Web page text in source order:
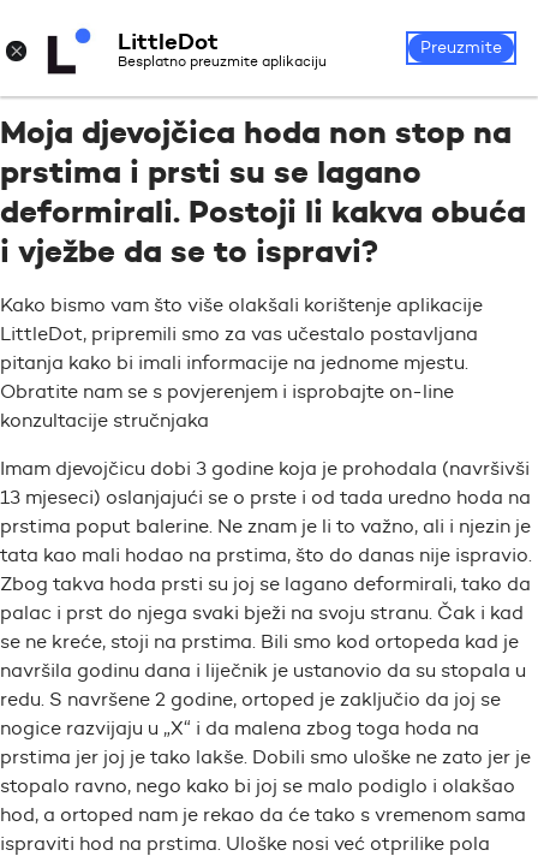
Prijava
Moja djevojčica hoda non stop na
prstima i prsti su se lagano
deformirali. Postoji li kakva obuća
i vježbe da se to ispravi?
Kako bismo vam što više olakšali korištenje aplikacije
LittleDot, pripremili smo za vas učestalo postavljana
pitanja kako bi imali informacije na jednome mjestu.
Obratite nam se s povjerenjem i isprobajte on-line
konzultacije stručnjaka
Imam djevojčicu dobi 3 godine koja je prohodala (navršivši
13 mjeseci) oslanjajući se o prste i od tada uredno hoda na
prstima poput balerine. Ne znam je li to važno, ali i njezin je
tata kao mali hodao na prstima, što do danas nije ispravio.
Zbog takva hoda prsti su joj se lagano deformirali, tako da
palac i prst do njega svaki bježi na svoju stranu. Čak i kad
se ne kreće, stoji na prstima. Bili smo kod ortopeda kad je
navršila godinu dana i liječnik je ustanovio da su stopala u
redu. S navršene 2 godine, ortoped je zaključio da joj se
nogice razvijaju u „X“ i da malena zbog toga hoda na
prstima jer joj je tako lakše. Dobili smo uloške ne zato jer je
stopalo ravno, nego kako bi joj se malo podiglo i olakšao
hod, a ortoped nam je rekao da će tako s vremenom sama
ispraviti hod na prstima. Uloške nosi već otprilike pola
× LittleDot
Besplatno preuzmite aplikaciju
Preuzmite